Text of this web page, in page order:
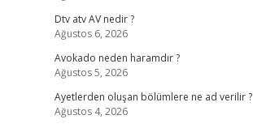
Dtv atv AV nedir ?
Ağustos 6, 2026
Avokado neden haramdır ?
Ağustos 5, 2026
Ayetlerden oluşan bölümlere ne ad verilir ?
Ağustos 4, 2026